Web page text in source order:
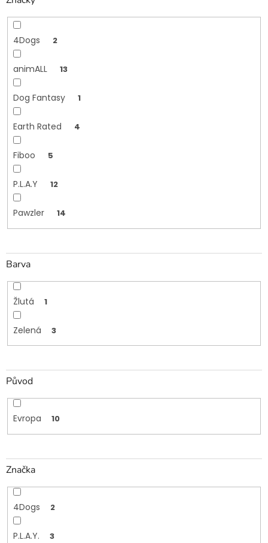
4Dogs 2
animALL 13
Dog Fantasy 1
Earth Rated 4
Fiboo 5
P.L.A.Y 12
Pawzler 14
Barva
Žlutá 1
Zelená 3
Původ
Evropa 10
Značka
4Dogs 2
P.L.A.Y. 3